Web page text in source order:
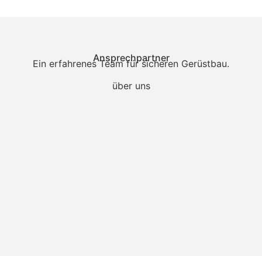
Ansprechpartner
Ein erfahrenes Team für sicheren Gerüstbau.
über uns